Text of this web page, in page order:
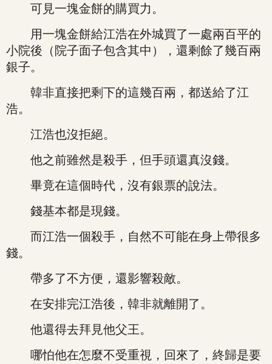
可見一塊金餅的購買力。
用一塊金餅給江浩在外城買了一處兩百平的
小院後（院子面子包含其中），還剩餘了幾百兩
銀子。
韓非直接把剩下的這幾百兩，都送給了江
浩。
江浩也沒拒絕。
他之前雖然是殺手，但手頭還真沒錢。
畢竟在這個時代，沒有銀票的說法。
錢基本都是現錢。
而江浩一個殺手，自然不可能在身上帶很多
錢。
帶多了不方便，還影響殺敵。
在安排完江浩後，韓非就離開了。
他還得去拜見他父王。
哪怕他在怎麼不受重視，回來了，終歸是要